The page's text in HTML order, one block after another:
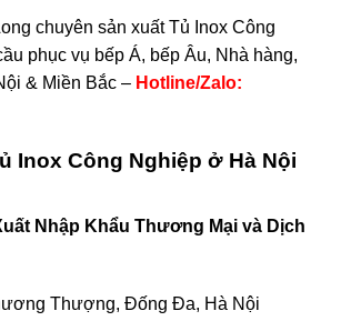
chuyên sản xuất Tủ Inox Công
phục vụ bếp Á, bếp Âu, Nhà hàng,
& Miền Bắc – Hotline/Zalo:
Inox Công Nghiệp ở Hà Nội
Nhập Khẩu Thương Mại và Dịch
Thượng, Đống Đa, Hà Nội